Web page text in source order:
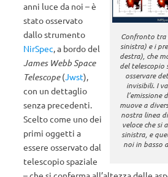
Confronto tra
sinistra) e i
destra), che
del telescopio
osservare
invisibili. I
l’emissione
muove a
nostra linea
veloce che si
sinistra, e
noi in basso
anni luce da noi – è
stato osservato
dallo strumento
NirSpec, a bordo del
James Webb Space
Telescope(Jwst),
con un dettaglio
senza precedenti.
Scelto come uno dei
primi oggetti a
essere osservato dal
telescopio spaziale